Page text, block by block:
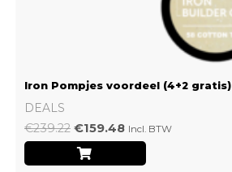
Iron Pompjes voordeel (4+2 gratis)
DEALS
€239.22 €159.48 Incl. BTW